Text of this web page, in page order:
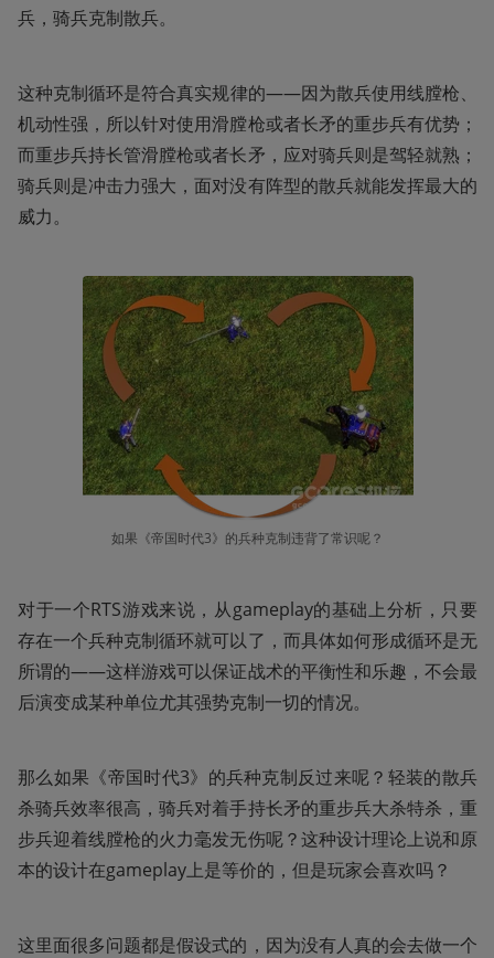
兵，骑兵克制散兵。
这种克制循环是符合真实规律的——因为散兵使用线膛枪、
机动性强，所以针对使用滑膛枪或者长矛的重步兵有优势；
而重步兵持长管滑膛枪或者长矛，应对骑兵则是驾轻就熟；
骑兵则是冲击力强大，面对没有阵型的散兵就能发挥最大的
威力。
如果《帝国时代3》的兵种克制违背了常识呢？
对于一个RTS游戏来说，从gameplay的基础上分析，只要
存在一个兵种克制循环就可以了，而具体如何形成循环是无
所谓的——这样游戏可以保证战术的平衡性和乐趣，不会最
后演变成某种单位尤其强势克制一切的情况。
那么如果《帝国时代3》的兵种克制反过来呢？轻装的散兵
杀骑兵效率很高，骑兵对着手持长矛的重步兵大杀特杀，重
步兵迎着线膛枪的火力毫发无伤呢？这种设计理论上说和原
本的设计在gameplay上是等价的，但是玩家会喜欢吗？
这里面很多问题都是假设式的，因为没有人真的会去做一个